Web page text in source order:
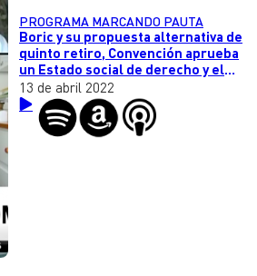
PROGRAMA MARCANDO PAUTA
Boric y su propuesta alternativa de
quinto retiro, Convención aprueba
un Estado social de derecho y el
uso indiscriminado de armas de
fuego en EEUU
13 de abril 2022